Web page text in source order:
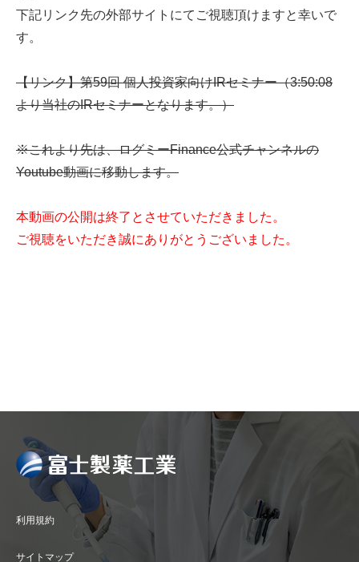
下記リンク先の外部サイトにてご視聴頂けますと幸いで
す。
【リンク】第59回 個人投資家向けIRセミナー（3:50:08
より当社のIRセミナーとなります。）
※これより先は、ログミーFinance公式チャンネルの
Youtube動画に移動します。
本動画の公開は終了とさせていただきました。
ご視聴をいただき誠にありがとうございました。
利用規約
サイトマップ